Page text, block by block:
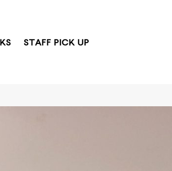
STAFF PICK UP